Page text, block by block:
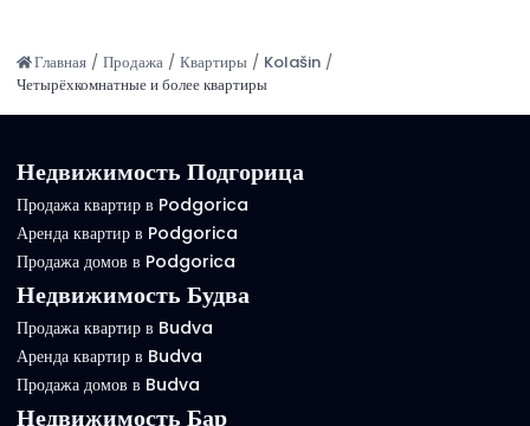
Главная / Продажа / Квартиры / Kolašin /
Четырёхкомнатные и более квартиры
Недвижимость Подгорица
Продажа квартир в Podgorica
Аренда квартир в Podgorica
Продажа домов в Podgorica
Недвижимость Будва
Продажа квартир в Budva
Аренда квартир в Budva
Продажа домов в Budva
Недвижимость Бар